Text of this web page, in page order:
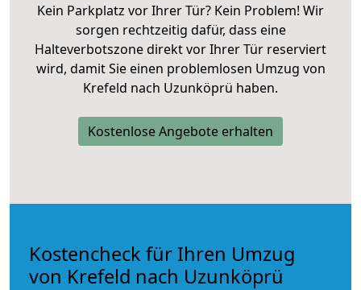
Kein Parkplatz vor Ihrer Tür? Kein Problem! Wir
sorgen rechtzeitig dafür, dass eine
Halteverbotszone direkt vor Ihrer Tür reserviert
wird, damit Sie einen problemlosen Umzug von
Krefeld nach Uzunköprü haben.
Kostenlose Angebote erhalten
Kostencheck für Ihren Umzug
von Krefeld nach Uzunköprü